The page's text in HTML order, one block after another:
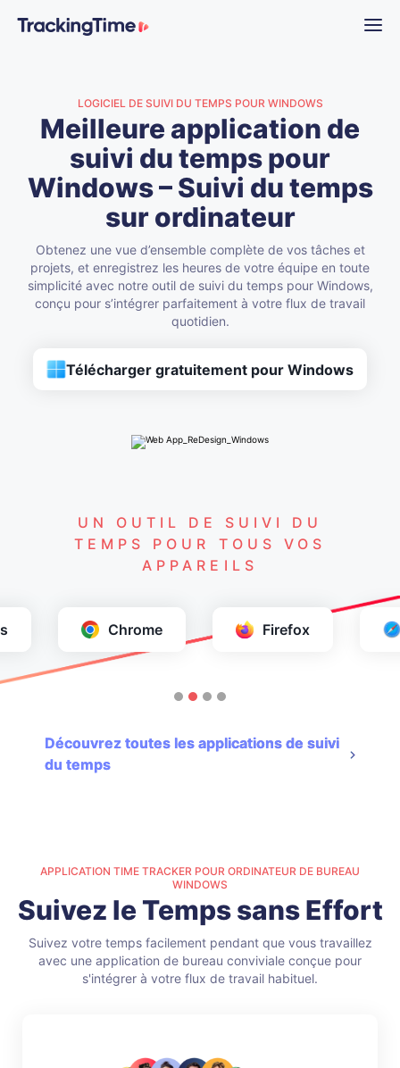
LOGICIEL DE SUIVI DU TEMPS POUR WINDOWS
Meilleure application de
suivi du temps pour
Windows – Suivi du temps
sur ordinateur
Obtenez une vue d’ensemble complète de vos tâches et
projets, et enregistrez les heures de votre équipe en toute
simplicité avec notre outil de suivi du temps pour Windows,
conçu pour s’intégrer parfaitement à votre flux de travail
quotidien.
Télécharger gratuitement pour Windows
UN OUTIL DE SUIVI DU
TEMPS POUR TOUS VOS
APPAREILS
Chrome Firefox
Découvrez toutes les applications de suivi
du temps
APPLICATION TIME TRACKER POUR ORDINATEUR DE BUREAU
WINDOWS
Suivez le Temps sans Effort
Suivez votre temps facilement pendant que vous travaillez
avec une application de bureau conviviale conçue pour
s'intégrer à votre flux de travail habituel.